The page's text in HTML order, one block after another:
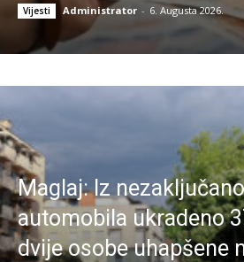
Vijesti Administrator - 6. Augusta 2026.
Maglaj: Iz
automobila ukradeno
dvije osobe uhapšene